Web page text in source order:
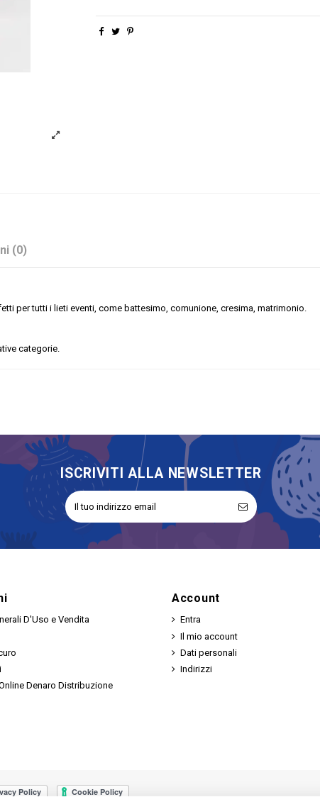
(0)
per tutti i lieti eventi, come battesimo, comunione, cresima, matrimonio.
categorie.
Sacchetti
ISCRIVITI ALLA NEWSLETTER
D'Uso e Vendita
Denaro Distribuzione
Account
Entra
Il mio account
Dati personali
Indirizzi